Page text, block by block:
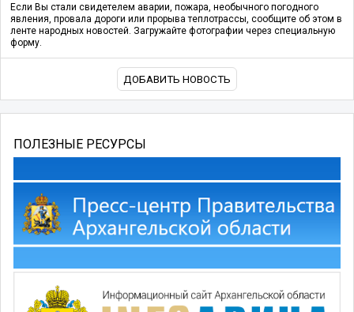
Если Вы стали свидетелем аварии, пожара, необычного погодного
явления, провала дороги или прорыва теплотрассы, сообщите об этом в
ленте народных новостей. Загружайте фотографии через специальную
форму.
ДОБАВИТЬ НОВОСТЬ
ПОЛЕЗНЫЕ РЕСУРСЫ